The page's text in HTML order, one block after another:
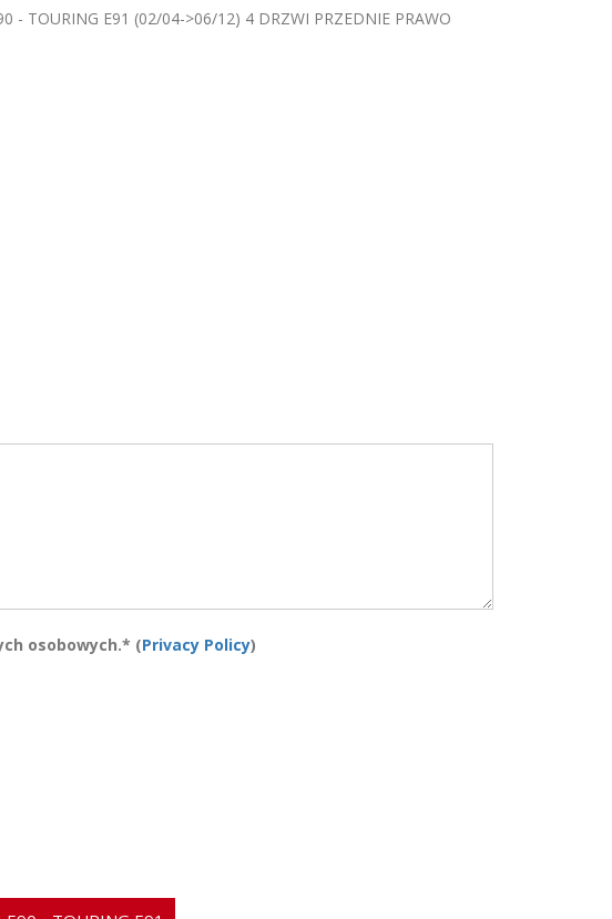
- TOURING E91 (02/04->06/12) 4 DRZWI PRZEDNIE PRAWO
osobowych.* (Privacy Policy)